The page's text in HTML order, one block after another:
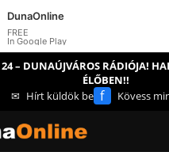
– DUNAÚJVÁROS RÁDIÓJA!
ÉLŐBEN!!
✉ Hírt küldök be f Kövess
DunaOnline
FREE
In Google Play